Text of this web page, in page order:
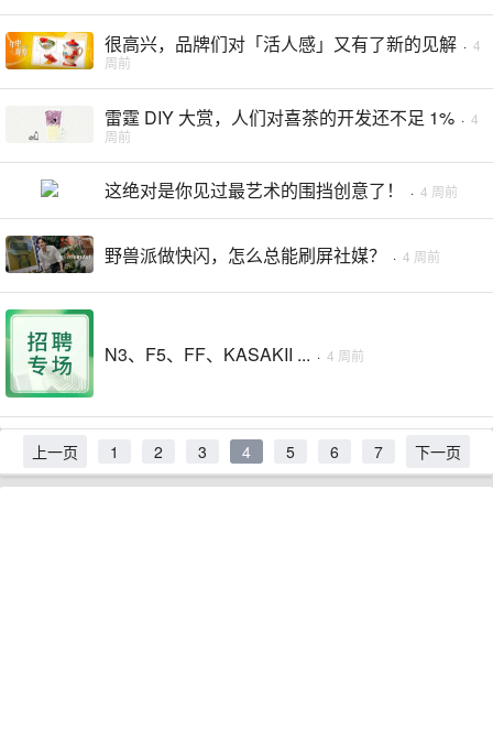
很高兴，品牌们对「活人感」又有了新的见解 · 4
周前
雷霆 DIY 大赏，人们对喜茶的开发还不足 1% · 4
周前
这绝对是你见过最艺术的围挡创意了！ · 4 周前
野兽派做快闪，怎么总能刷屏社媒？ · 4 周前
N3、F5、FF、KASAKII ... · 4 周前
上一页 1 2 3 4 5 6 7 下一页